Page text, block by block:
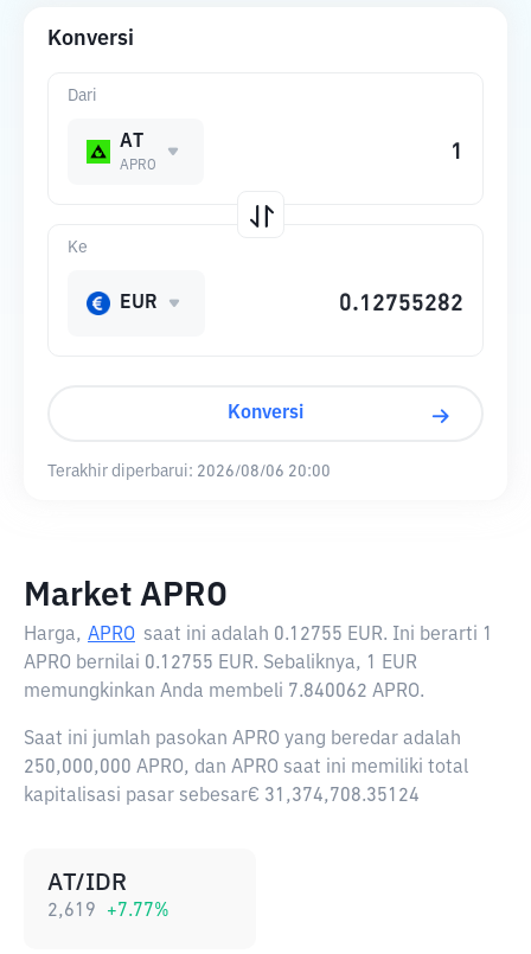
Konversi
Dari
AT
APRO
Ke
EUR
Konversi
Terakhir diperbarui: 2026/08/06 20:00
Market APRO
Harga, APRO saat ini adalah 0.12755 EUR. Ini berarti 1
APRO bernilai 0.12755 EUR. Sebaliknya, 1 EUR
memungkinkan Anda membeli 7.840062 APRO.
Saat ini jumlah pasokan APRO yang beredar adalah
250,000,000 APRO, dan APRO saat ini memiliki total
kapitalisasi pasar sebesar€ 31,374,708.35124
AT/IDR
2,619 +7.77%